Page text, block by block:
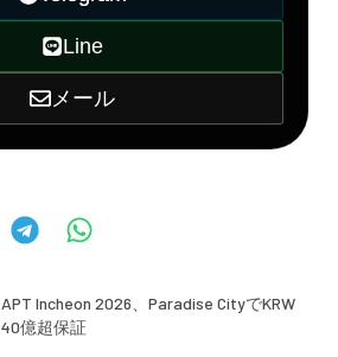
Line
メール
APT Incheon 2026、Paradise CityでKRW
40億超保証